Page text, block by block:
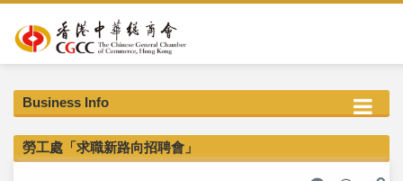
Business Info
勞工處「求職新路向招聘會」